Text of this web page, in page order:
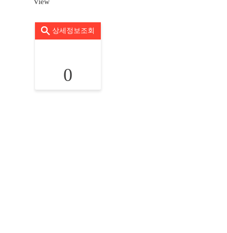
View
상세정보조회
0